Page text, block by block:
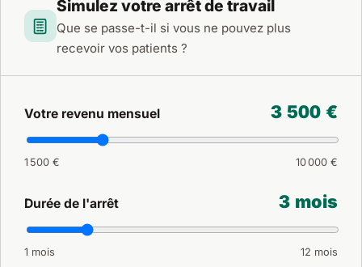
Simulez votre arrêt de travail
Que se passe-t-il si vous ne pouvez plus
recevoir vos patients ?
Votre revenu mensuel 3 500 €
1 500 € 10 000 €
Durée de l'arrêt 3 mois
1 mois 12 mois